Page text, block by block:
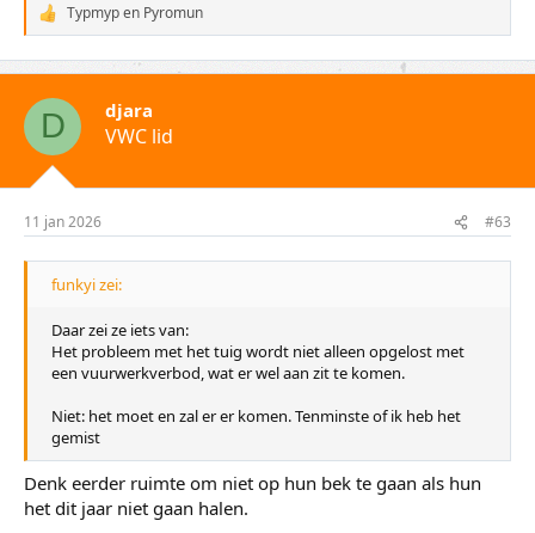
W
a
a
r
d
e
i
n
n
Typmypen Pyromun
D djara
VWC lid
11 jan 2026 #63
funkyi zei:
Daar zei ze iets van:
Het probleem met het tuig wordt niet alleen opgelost met
een vuurwerkverbod, wat er wel aan zit te komen.
Niet: het moet en zal er er komen. Tenminste of ik heb het
gemist
Denk eerder ruimte om niet op hun bek te gaan als hun
het dit jaar niet gaan halen.